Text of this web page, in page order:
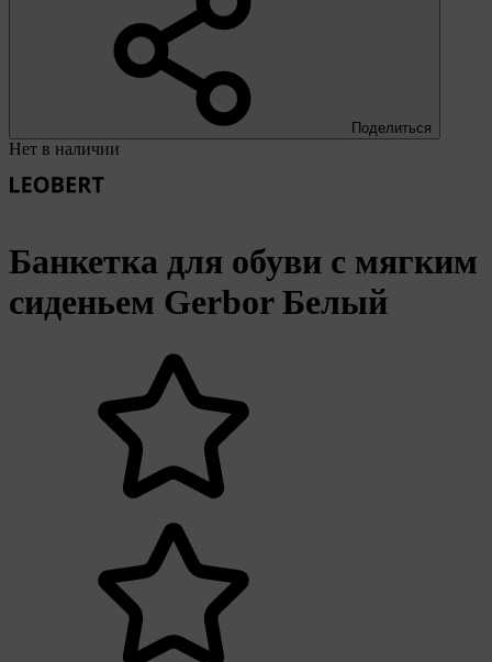
Поделиться
Нет в наличии
Банкетка для обуви с мягким
сиденьем Gerbor Белый